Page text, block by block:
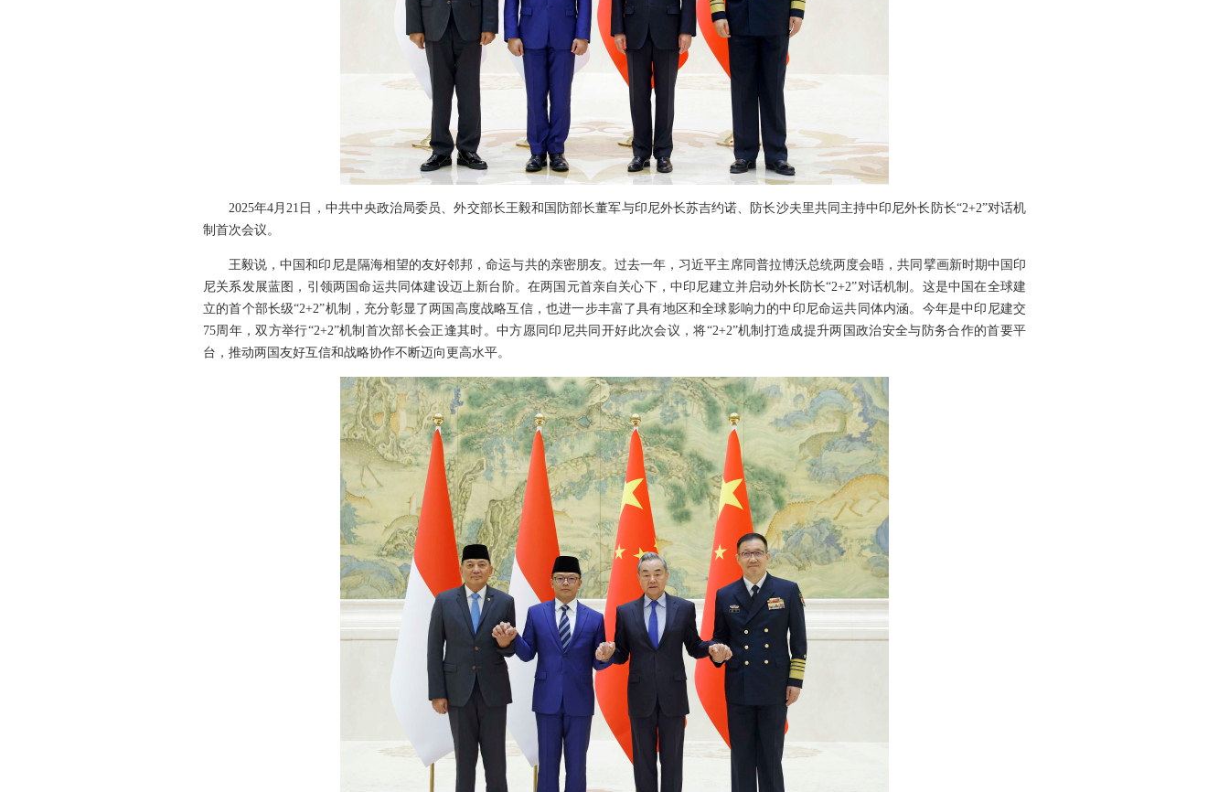
2025年4月21日，中共中央政治局委员、外交部长王毅和国防部长董军与印尼外长苏吉约诺、防长沙夫里共同主持中印尼外长防长“2+2”对话机
制首次会议。
王毅说，中国和印尼是隔海相望的友好邻邦，命运与共的亲密朋友。过去一年，习近平主席同普拉博沃总统两度会晤，共同擘画新时期中国印
尼关系发展蓝图，引领两国命运共同体建设迈上新台阶。在两国元首亲自关心下，中印尼建立并启动外长防长“2+2”对话机制。这是中国在全球建
立的首个部长级“2+2”机制，充分彰显了两国高度战略互信，也进一步丰富了具有地区和全球影响力的中印尼命运共同体内涵。今年是中印尼建交
75周年，双方举行“2+2”机制首次部长会正逢其时。中方愿同印尼共同开好此次会议，将“2+2”机制打造成提升两国政治安全与防务合作的首要平
台，推动两国友好互信和战略协作不断迈向更高水平。